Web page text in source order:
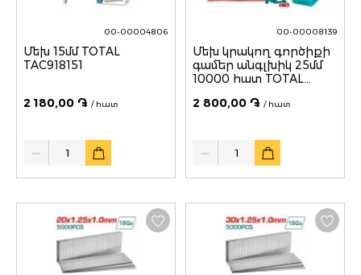
00-00004806
Մեխ 15մմ TOTAL
TAC918151
2 180,00 ֏ / հատ
00-00008139
Մեխ կրակող գործիքի
գամեր անգլխիկ 25մմ
10000 հատ TOTAL
2 800,00 ֏ / հատ